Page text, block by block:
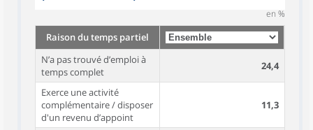
en %
Raison du temps partiel
N’a pas trouvé d’emploi à
temps complet
24,4
Exerce une activité
complémentaire / disposer
d'un revenu d’appoint
11,3